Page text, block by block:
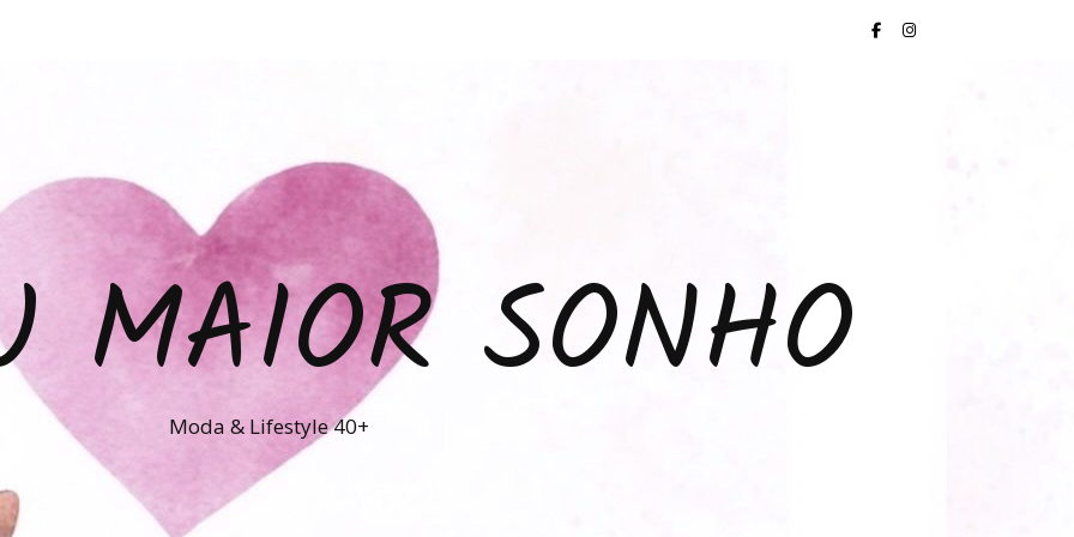
MAIOR SONHO
Moda & Lifestyle 40+